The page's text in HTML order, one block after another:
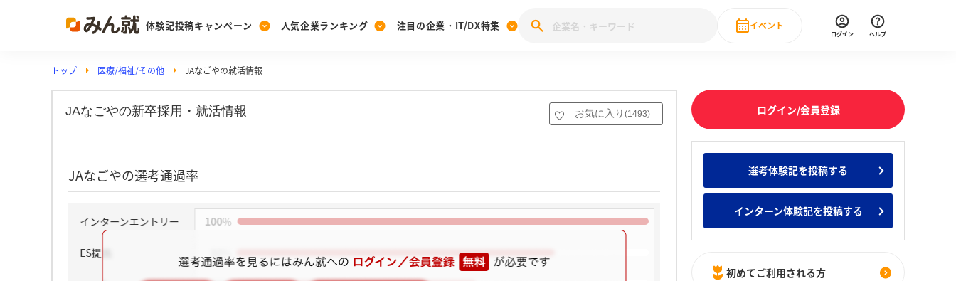
体験記投稿キャンペーン
Post
投稿する
[27卒] 本選考体験記投稿キャンペーン
人気企業ランキング
Ranking
ランキングを見る
みんなの新卒就職人気企業ランキング みんなのインターン人気企業ランキ
注目の企業・IT/DX特集
PickUp
注目の企業特集
28卒 IT・DX企業特集 27卒 IT・DX企業特集 28卒 IT・DX現場社員インタビュー
動画で知ろう！業界・企業研究
イベント
直近のイベント一覧
ログイン ヘルプ
トップ 医療/福祉/その他 JAなごやの就活情報
JAなごやの新卒採用・就活情報 お気に入り (1493)
JAなごやの選考通過率
ログイン/会員登録
選考体験記を投稿する
インターン体験記を投稿する
初めてご利用される方